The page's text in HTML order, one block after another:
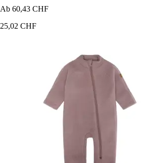
Ab 60,43 CHF
25,02 CHF